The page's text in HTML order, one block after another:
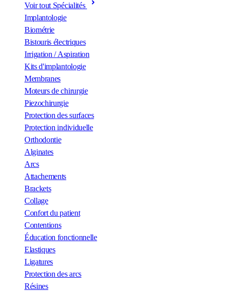
Voir tout Spécialités
Implantologie
Biométrie
Bistouris électriques
Irrigation / Aspiration
Kits d'implantologie
Membranes
Moteurs de chirurgie
Piezochirurgie
Protection des surfaces
Protection individuelle
Orthodontie
Alginates
Arcs
Attachements
Brackets
Collage
Confort du patient
Contentions
Éducation fonctionnelle
Elastiques
Ligatures
Protection des arcs
Résines